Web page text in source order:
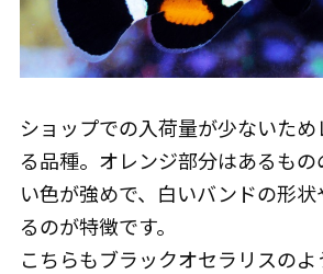
ショップでの入荷量が少ないた
る品種。オレンジ部分はあるも
い色が強めで、白いバンドの形
るのが特徴です。
こちらもブラックオセラリスの